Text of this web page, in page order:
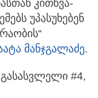
კითხვა-
უპასუხებენ
მანჯგალაძე.
#4,